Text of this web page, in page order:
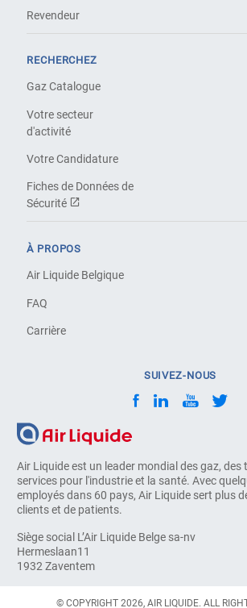
Air Liquide est un leader mondial des gaz, des
services pour l'industrie et la santé. Avec
employés dans 60 pays, Air Liquide sert plus
clients et de patients.
Siège social L’Air Liquide Belge sa-nv
Hermeslaan11
1932 Zaventem
Revendeur
RECHERCHEZ
Gaz Catalogue
Votre secteur
d'activité
Votre Candidature
Fiches de Données de
Sécurité
À PROPOS
Air Liquide Belgique
FAQ
Carrière
SUIVEZ-NOUS
© COPYRIGHT 2026, AIR LIQUIDE. ALL